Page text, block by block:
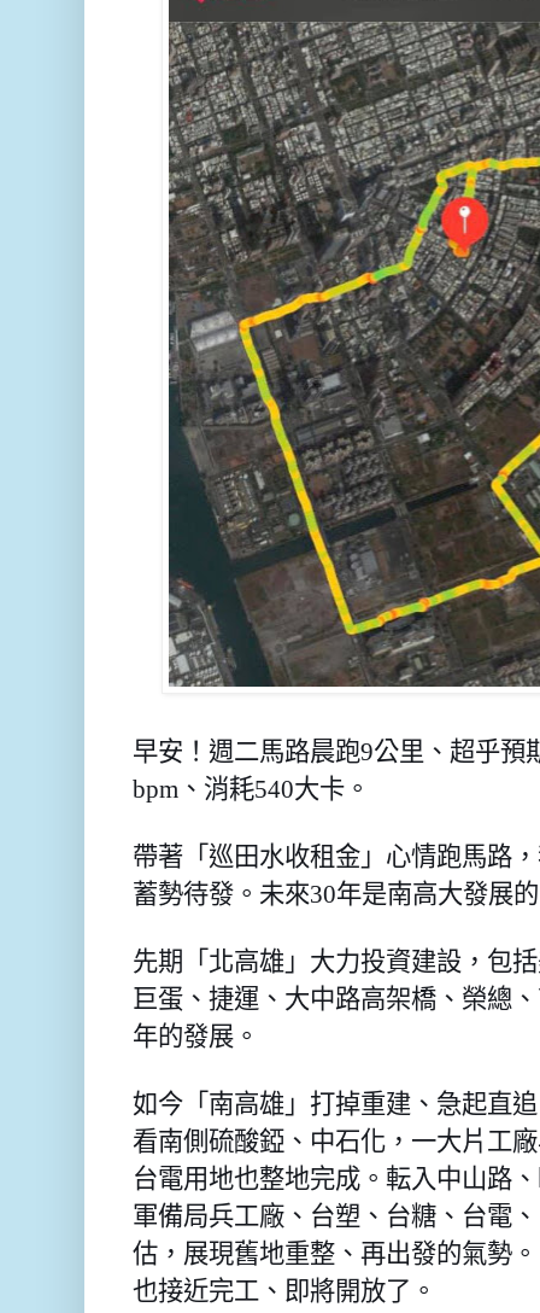
早安！週二馬路晨跑9公里、超乎預
bpm、消耗540大卡。
帶著「巡田水收租金」心情跑馬路
蓄勢待發。未來30年是南高大發展
先期「北高雄」大力投資建設，包
巨蛋、捷運、大中路高架橋、榮總
年的發展。
如今「南高雄」打掉重建、急起直
看南側硫酸錏、中石化，一大片工
台電用地也整地完成。転入中山路
軍備局兵工廠、台塑、台糖、台電
估，展現舊地重整、再出發的氣勢
也接近完工、即將開放了。